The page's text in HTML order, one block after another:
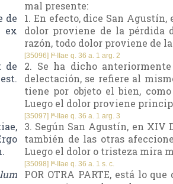
de
ex
mal presente:
1. En efecto, dice San
dolor proviene de la pérdida
razón, todo dolor proviene de
de
[35096] Iª-IIae q. 36 a. 1 arg. 2
2. Se ha dicho
delectación, se refiere al
tiene por objeto el bien, como
Luego el dolor proviene
[35097] Iª-IIae q. 36 a. 1 arg. 3
3. Según San Agustín, en XIV
también de las otras
Luego el dolor o tristeza mira
[35098] Iª-IIae q. 36 a. 1 s. c.
POR OTRA PARTE, está lo